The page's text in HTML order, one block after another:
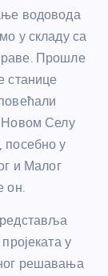
водовода
у складу са
Прошле
станице
Новом Селу
посебно у
и Малог
он.
у
решавања